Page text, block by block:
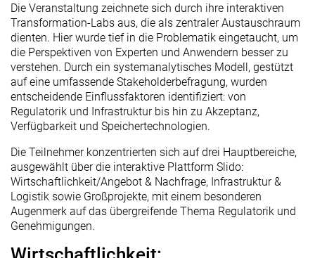
Die Veranstaltung zeichnete sich durch ihre interaktiven
Transformation-Labs aus, die als zentraler Austauschraum
dienten. Hier wurde tief in die Problematik eingetaucht, um
die Perspektiven von Experten und Anwendern besser zu
verstehen. Durch ein systemanalytisches Modell, gestützt
auf eine umfassende Stakeholderbefragung, wurden
entscheidende Einflussfaktoren identifiziert: von
Regulatorik und Infrastruktur bis hin zu Akzeptanz,
Verfügbarkeit und Speichertechnologien.
Die Teilnehmer konzentrierten sich auf drei Hauptbereiche,
ausgewählt über die interaktive Plattform Slido:
Wirtschaftlichkeit/Angebot & Nachfrage, Infrastruktur &
Logistik sowie Großprojekte, mit einem besonderen
Augenmerk auf das übergreifende Thema Regulatorik und
Genehmigungen.